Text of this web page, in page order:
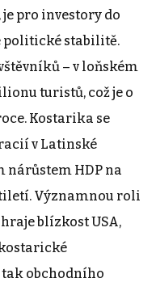
pro investory do
politické stabilitě.
– v loňském
turistů, což je o
Kostarika se
v Latinské
HDP na
Významnou roli
blízkost USA,
obchodního